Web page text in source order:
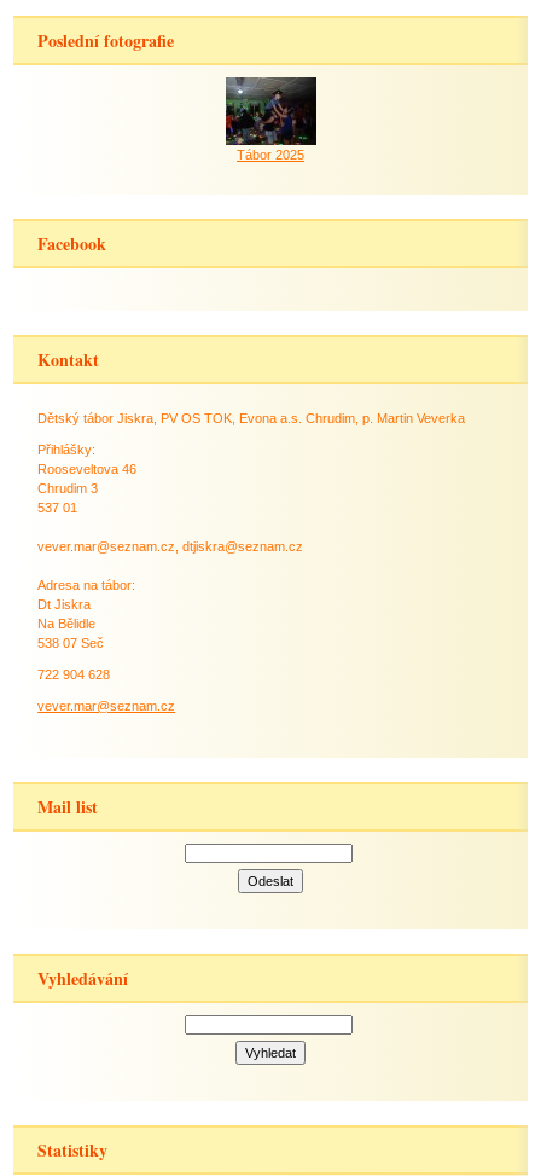
Poslední fotografie
Tábor 2025
Facebook
Kontakt
Dětský tábor Jiskra, PV OS TOK, Evona a.s. Chrudim, p. Martin Veverka
Přihlášky:
Rooseveltova 46
Chrudim 3
537 01
vever.mar@seznam.cz, dtjiskra@seznam.cz
Adresa na tábor:
Dt Jiskra
Na Bělidle
538 07 Seč
722 904 628
vever.mar@seznam.cz
Mail list
Vyhledávání
Statistiky